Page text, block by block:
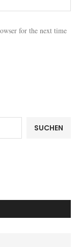
for the next time
SUCHEN